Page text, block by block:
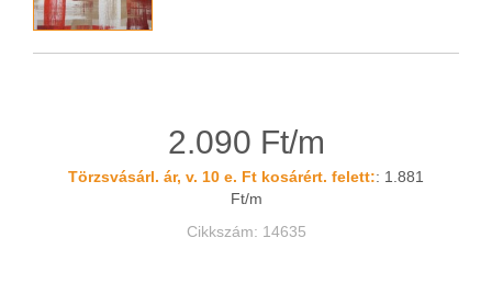
2.090 Ft/m
Törzsvásárl. ár, v. 10 e. Ft kosárért. felett:: 1.881
Ft/m
Cikkszám: 14635